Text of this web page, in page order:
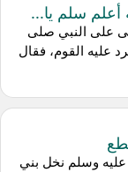
أعلم سلم يا...
على النبي صلى
عليه القوم، فقال
وسلم نخل بني